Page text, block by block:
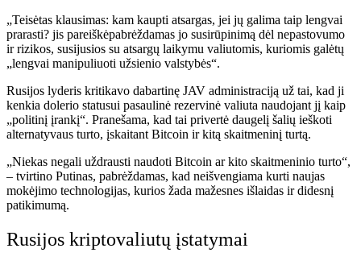
„Teisėtas klausimas: kam kaupti atsargas, jei jų galima taip lengvai
prarasti? jis pareiškėpabrėždamas jo susirūpinimą dėl nepastovumo
ir rizikos, susijusios su atsargų laikymu valiutomis, kuriomis galėtų
„lengvai manipuliuoti užsienio valstybės“.
Rusijos lyderis kritikavo dabartinę JAV administraciją už tai, kad ji
kenkia dolerio statusui pasaulinė rezervinė valiuta naudojant jį kaip
„politinį įrankį“. Pranešama, kad tai privertė daugelį šalių ieškoti
alternatyvaus turto, įskaitant Bitcoin ir kitą skaitmeninį turtą.
„Niekas negali uždrausti naudoti Bitcoin ar kito skaitmeninio turto“,
– tvirtino Putinas, pabrėždamas, kad neišvengiama kurti naujas
mokėjimo technologijas, kurios žada mažesnes išlaidas ir didesnį
patikimumą.
Rusijos kriptovaliutų įstatymai